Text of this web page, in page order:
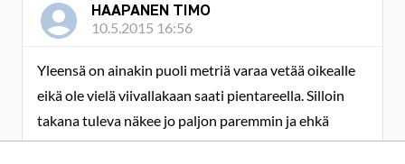
HAAPANEN TIMO
10.5.2015 16:56
Yleensä on ainakin puoli metriä varaa vetää oikealle
eikä ole vielä viivallakaan saati pientareella. Silloin
takana tuleva näkee jo paljon paremmin ja ehkä
lähtee ohittamaan eikä jonoa ala kerääntymään.